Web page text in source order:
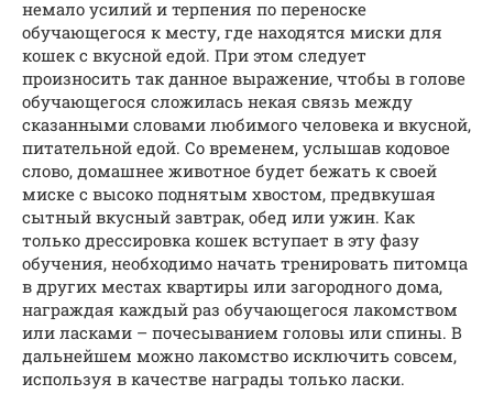
немало усилий и терпения по переноске
обучающегося к месту, где находятся миски для
кошек с вкусной едой. При этом следует
произносить так данное выражение, чтобы в голове
обучающегося сложилась некая связь между
сказанными словами любимого человека и вкусной,
питательной едой. Со временем, услышав кодовое
слово, домашнее животное будет бежать к своей
миске с высоко поднятым хвостом, предвкушая
сытный вкусный завтрак, обед или ужин. Как
только дрессировка кошек вступает в эту фазу
обучения, необходимо начать тренировать питомца
в других местах квартиры или загородного дома,
награждая каждый раз обучающегося лакомством
или ласками – почесыванием головы или спины. В
дальнейшем можно лакомство исключить совсем,
используя в качестве награды только ласки.